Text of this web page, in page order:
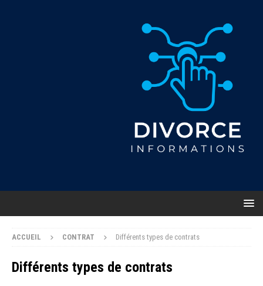
ACCUEIL CONTRAT Différents types de contrats
Différents types de contrats